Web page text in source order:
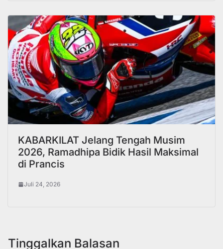
KABARKILAT Jelang Tengah Musim
2026, Ramadhipa Bidik Hasil Maksimal
di Prancis
Juli 24, 2026
Tinggalkan Balasan